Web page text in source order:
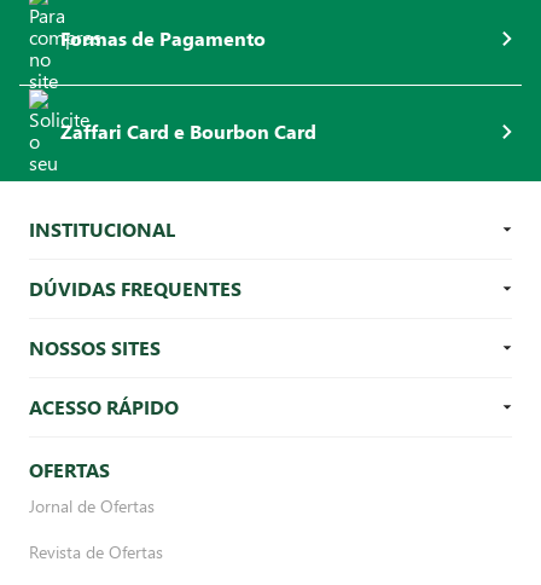
Formas de Pagamento
Zaffari Card e Bourbon Card
INSTITUCIONAL
DÚVIDAS FREQUENTES
NOSSOS SITES
ACESSO RÁPIDO
OFERTAS
Jornal de Ofertas
Revista de Ofertas